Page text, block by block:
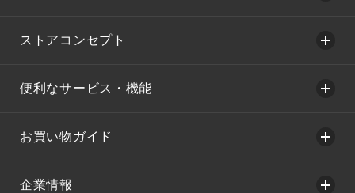
ストアコンセプト
便利なサービス・機能
お買い物ガイド
企業情報